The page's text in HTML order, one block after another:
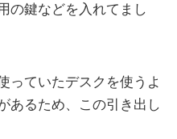
の鍵などを入れてまし
っていたデスクを使うよ
あるため、この引き出し